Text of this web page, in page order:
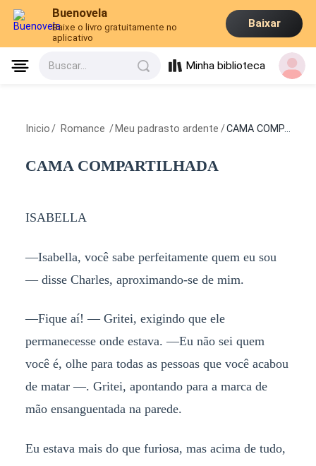
Buenovela
Baixe o livro gratuitamente no
aplicativo
Baixar
Buscar... Minha biblioteca
Inicio / Romance / Meu padrasto ardente /CAMA COMPARTILHADA
CAMA COMPARTILHADA
ISABELLA
—Isabella, você sabe perfeitamente quem eu sou
— disse Charles, aproximando-se de mim.
—Fique aí! — Gritei, exigindo que ele
permanecesse onde estava. —Eu não sei quem
você é, olhe para todas as pessoas que você acabou
de matar —. Gritei, apontando para a marca de
mão ensanguentada na parede.
Eu estava mais do que furiosa, mas acima de tudo,